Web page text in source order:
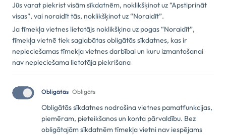
Jūs varat piekrist visām sīkdatnēm, noklikšķinot uz “Apstiprināt
visas”, vai noraidīt tās, noklikšķinot uz “Noraidīt”.
Ja tīmekļa vietnes lietotājs noklikšķina uz pogas “Noraidīt”,
tīmekļa vietnē tiek saglabātas obligātās sīkdatnes, kas ir
nepieciešamas tīmekļa vietnes darbībai un kuru izmantošanai
nav nepieciešama lietotāja piekrišana
Obligātās Obligāts
Obligātās sīkdatnes nodrošina vietnes pamatfunkcijas,
piemēram, pieteikšanos un konta pārvaldību. Bez
obligātajām sīkdatnēm tīmekļa vietni nav iespējams
KONTAKTI
Bauskas novads, Iecava, Rīgas iela 49a, LV-3913
+371 22 770 077 +371 25 211 729
info@ecobaseini.com